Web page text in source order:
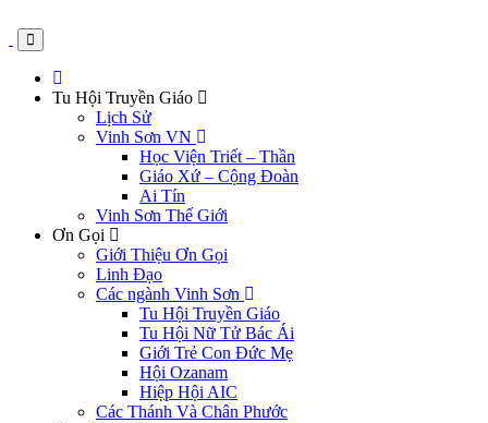
Tu Hội Truyền Giáo
Lịch Sử
Vinh Sơn VN
Học Viện Triết – Thần
Giáo Xứ – Cộng Đoàn
Ai Tín
Vinh Sơn Thế Giới
Ơn Gọi
Giới Thiệu Ơn Gọi
Linh Đạo
Các ngành Vinh Sơn
Tu Hội Truyền Giáo
Tu Hội Nữ Tử Bác Ái
Giới Trẻ Con Đức Mẹ
Hội Ozanam
Hiệp Hội AIC
Các Thánh Và Chân Phước